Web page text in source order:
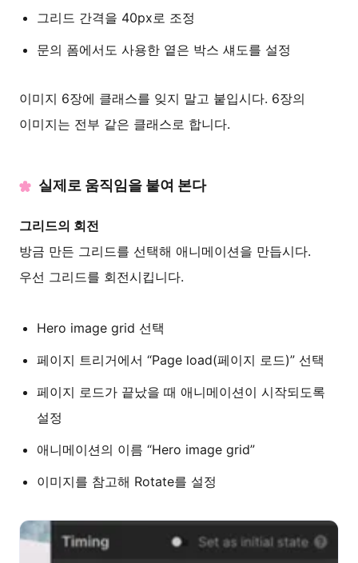
그리드 간격을 40px로 조정
문의 폼에서도 사용한 옅은 박스 섀도를 설정
이미지 6장에 클래스를 잊지 말고 붙입시다. 6장의
이미지는 전부 같은 클래스로 합니다.
실제로 움직임을 붙여 본다
그리드의 회전
방금 만든 그리드를 선택해 애니메이션을 만듭시다.
우선 그리드를 회전시킵니다.
Hero image grid 선택
페이지 트리거에서 “Page load(페이지 로드)” 선택
페이지 로드가 끝났을 때 애니메이션이 시작되도록
설정
애니메이션의 이름 “Hero image grid”
이미지를 참고해 Rotate를 설정